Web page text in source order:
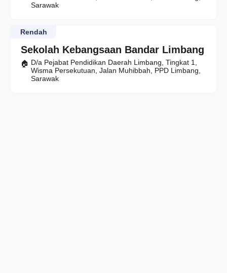
Sarawak
Sekolah Kebangsaan Bandar Limbang
Rendah
D/a Pejabat Pendidikan Daerah Limbang, Tingkat 1,
Wisma Persekutuan, Jalan Muhibbah, PPD Limbang,
Sarawak